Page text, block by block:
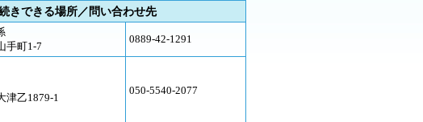
きできる場所／問い合わせ先
手町1-7
0889-42-1291
津乙1879-1
050-5540-2077